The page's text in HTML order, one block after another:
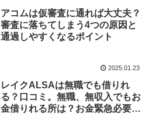
アコムは仮審査に通れば大丈夫？
審査に落ちてしまう4つの原因と
通過しやすくなるポイント
2025.01.23
レイクALSAは無職でも借りれ
る？口コミ。無職、無収入でもお
金借りれる所は？お金緊急必要無